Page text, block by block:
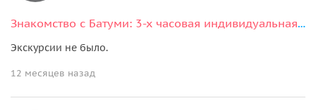
Знакомство с Батуми: 3-х часовая индивидуальная экскурсия по городу
Экскурсии не было.
12 месяцев назад